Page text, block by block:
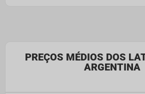
PREÇOS MÉDIOS DOS
ARGENTINA